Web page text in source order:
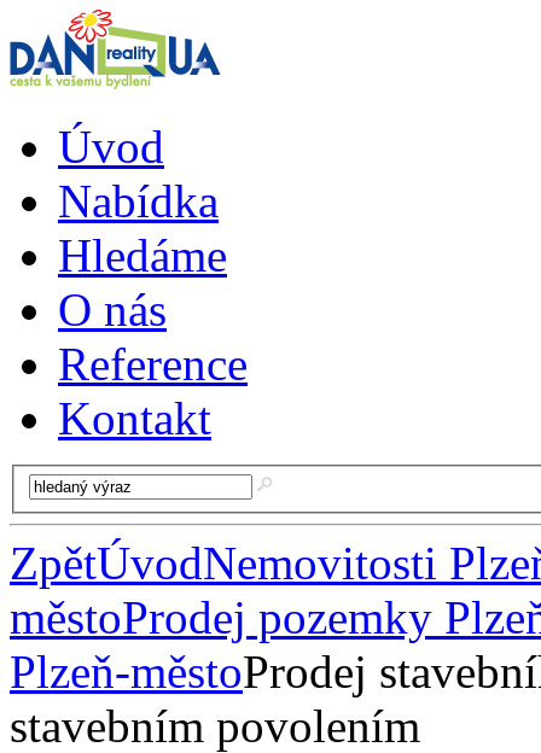
Úvod
Nabídka
Hledáme
O nás
Reference
Kontakt
ZpětÚvodNemovitosti
městoProdej pozemky
Plzeň-městoProdej
stavebním povolením